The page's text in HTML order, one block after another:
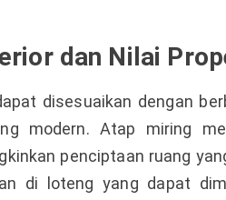
dan Nilai
disesuaikan dengan
modern. Atap miring
penciptaan ruang
di loteng yang dapat